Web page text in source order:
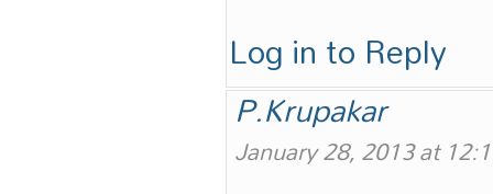
Log in to Reply
P.Krupakar
January 28, 2013 at